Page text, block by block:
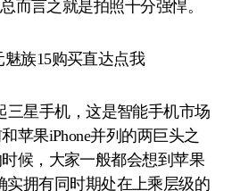
而言之就是拍照十分强悍。
族15购买直达点我
星手机，这是智能手机市场
苹果iPhone并列的两巨头之
候，大家一般都会想到苹果
实拥有同时期处在上乘层级的